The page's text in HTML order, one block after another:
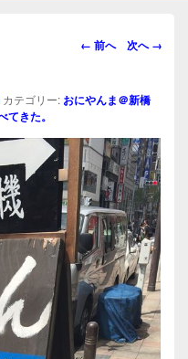
画
ビ
ー
シ
ョ
ン
← 前へ 次へ →
カテゴリー: おにやんま＠新橋
きた。